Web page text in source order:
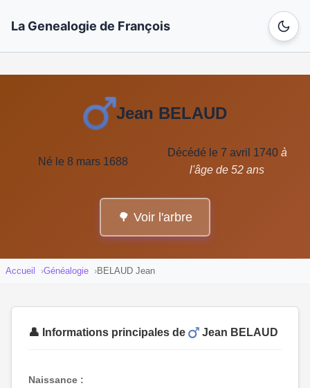
La Genealogie de François
Jean BELAUD
Né le 8 mars 1688
Décédé le 7 avril 1740 à
l'âge de 52 ans
🌳 Voir l'arbre
Accueil Généalogie BELAUD Jean
👤 Informations principales de Jean BELAUD
Naissance :